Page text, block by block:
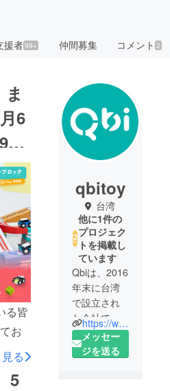
援者99+ 仲間募集 コメント2
ま
6
ま
る皆
お
ク
る
5
qbitoy
台湾
他に1件の
プロジェク
トを掲載し
ています
Qbiは、2016
年末に台湾
で設立され
た会社で
す。設計と
開発に関連
https://www.instagram.com/qbitoy.jp/
メッセー
ジを送る